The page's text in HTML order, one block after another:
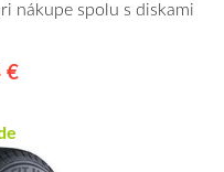
nákupe spolu s diskami
€